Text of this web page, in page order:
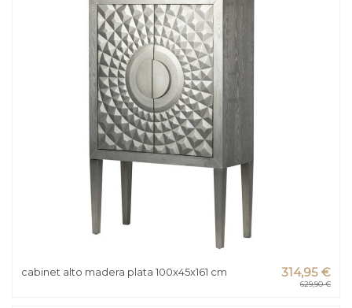
cabinet alto madera plata 100x45x161 cm 314,95 €
629,90 €